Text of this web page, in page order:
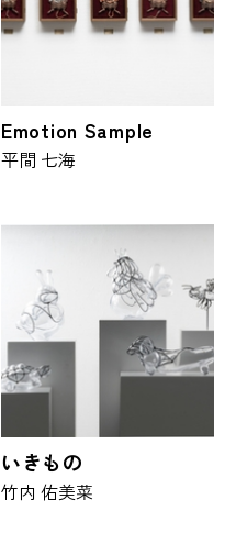
Emotion Sample
平間 七海
いきもの
竹内 佑美菜